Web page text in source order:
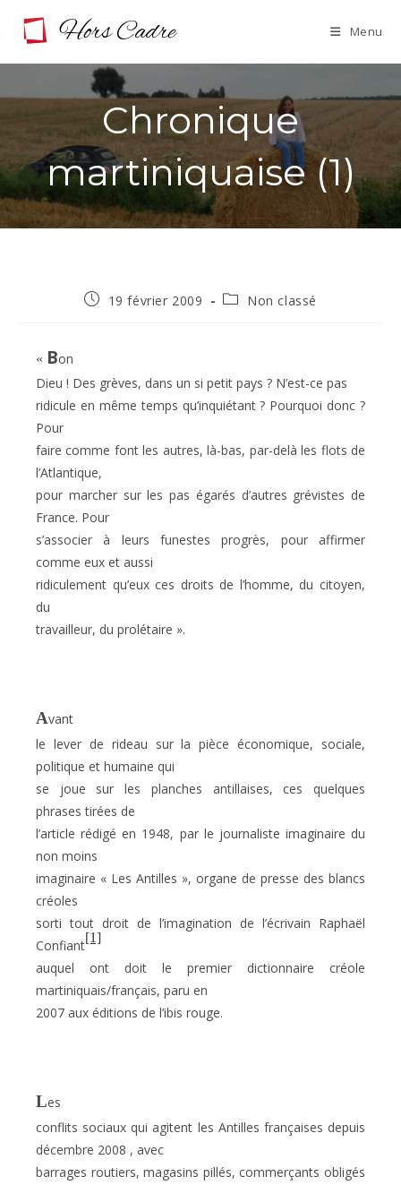
Menu
Chronique
martiniquaise (1)
Publication
19 février 2009
PostNon classé
« Bon
Dieu ! Des grèves, dans un si petit pays ? N’est-ce pas
ridicule en même temps qu’inquiétant ? Pourquoi donc ?
Pour
faire comme font les autres, là-bas, par-delà les flots de
l’Atlantique,
pour marcher sur les pas égarés d’autres grévistes de
France. Pour
s’associer à leurs funestes progrès, pour affirmer
comme eux et aussi
ridiculement qu’eux ces droits de l’homme, du citoyen,
du
travailleur, du prolétaire ».
Avant
le lever de rideau sur la pièce économique, sociale,
politique et humaine qui
se joue sur les planches antillaises, ces quelques
phrases tirées de
l’article rédigé en 1948, par le journaliste imaginaire du
non moins
imaginaire « Les Antilles », organe de presse des blancs
créoles
sorti tout droit de l’imagination de l’écrivain Raphaël
Confiant[1]
auquel ont doit le premier dictionnaire créole
martiniquais/français, paru en
2007 aux éditions de l’ibis rouge.
Les
conflits sociaux qui agitent les Antilles françaises depuis
décembre 2008 , avec
barrages routiers, magasins pillés, commerçants obligés